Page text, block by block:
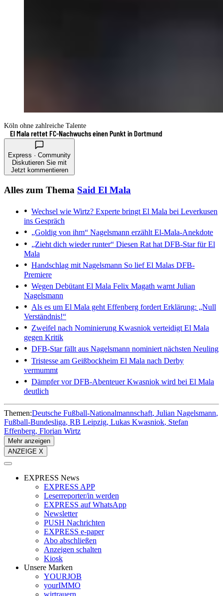
Köln ohne zahlreiche Talente
El Mala rettet FC-Nachwuchs einen Punkt in Dortmund
Express · Community
Diskutieren Sie mit
Jetzt kommentieren
Alles zum Thema Said El Mala
Wechsel wie Wirtz? Experte bringt El Mala bei Leverkusen
ins Gespräch
„Goldig von ihm“ Nagelsmann erzählt El-Mala-Anekdote
„Zieht dich wieder runter“ Diesen Rat hat DFB-Star für El
Mala
Handschlag mit Nagelsmann So lief El Malas DFB-
Premiere
Wegen Debütant El Mala Felix Magath warnt Julian
Nagelsmann
Als es um El Mala geht Effenberg fordert Erklärung: „Null
Verständnis!“
Zweifel nach Nominierung Kwasniok verteidigt El Mala
gegen Kritik
DFB-Star fällt aus Nagelsmann nominiert nächsten Neuling
Tristesse am Geißbockheim El Mala nach Derby
vermummt
Dämpfer vor DFB-AbenteuerKwasniok wird bei El Mala
deutlich
Themen:Deutsche Fußball-Nationalmannschaft Julian Nagelsmann
Fußball-Bundesliga RB Leipzig Lukas Kwasniok Stefan
Effenberg Florian Wirtz
Mehr anzeigen
ANZEIGE X
EXPRESS News
EXPRESS APP
Leserreporter/in werden
EXPRESS auf WhatsApp
Newsletter
PUSH Nachrichten
EXPRESS e-paper
Abo abschließen
Anzeigen schalten
Kiosk
Unsere Marken
YOURJOB
yourIMMO